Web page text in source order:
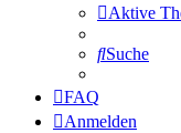
Aktive
Suche
FAQ
Anmelden